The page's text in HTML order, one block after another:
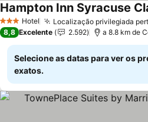
3 EstrelasHotel Localização privilegiada
Hampton Inn Syracuse
8,8 Excelente 2.592 a 8.8 km de
Selecione as datas para ver os
exatos.